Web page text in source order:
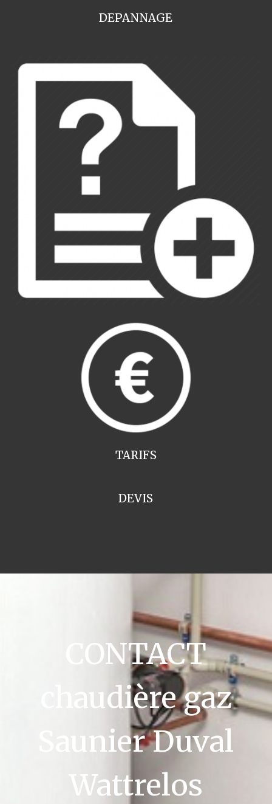
DEPANNAGE
TARIFS
DEVIS
CONTACT
chaudière gaz
Saunier Duval
Wattrelos